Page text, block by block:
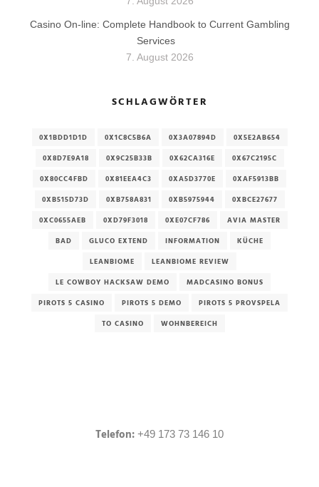
Casino On-line: Complete Handbook to Current Gambling
Services
7. August 2026
SCHLAGWÖRTER
0X1BDD1D1D 0X1C8C5B6A 0X3A07894D
0X5E2AB654
0X8D7E9A18
0X9C25B33B 0X62CA316E
0X67C2195C
0X80CC4FBD
0X81EEA4C3 0XA5D3770E
0XAF5913BB
0XB515D73D
0XB758A831 0XB5975944
0XBCE27677
0XC0655AEB
0XD79F3018 0XE07CF786
AVIA MASTER
BAD
GLUCO EXTEND INFORMATION
KÜCHE
LEANBIOME
LEANBIOME REVIEW
LE COWBOY HACKSAW DEMO
MADCASINO BONUS
PIROTS 5 CASINO
PIROTS 5 DEMO
PIROTS 5 PROVSPELA
TO CASINO
WOHNBEREICH
Telefon: +49 173 73 146 10